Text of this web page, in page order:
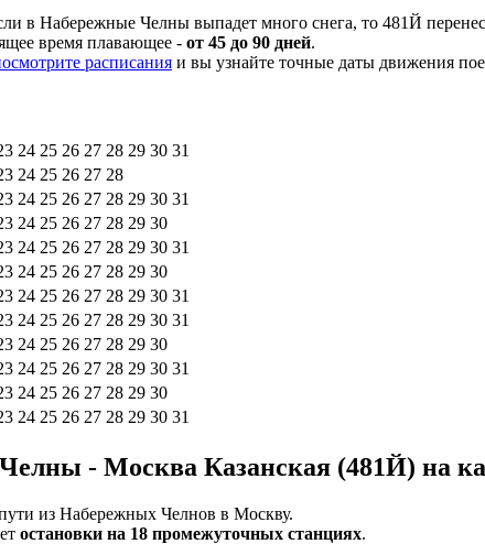
в Набережные Челны выпадет много снега, то 481Й
время плавающее - от 45 до 90 дней.
расписания и вы узнайте точные даты движения
24 25 26 27 28 29 30 31
24 25 26 27 28
24 25 26 27 28 29 30 31
24 25 26 27 28 29 30
24 25 26 27 28 29 30 31
24 25 26 27 28 29 30
24 25 26 27 28 29 30 31
24 25 26 27 28 29 30 31
24 25 26 27 28 29 30
24 25 26 27 28 29 30 31
24 25 26 27 28 29 30
24 25 26 27 28 29 30 31
- Москва Казанская (481Й) на
из Набережных Челнов в Москву.
остановки на 18 промежуточных станциях.